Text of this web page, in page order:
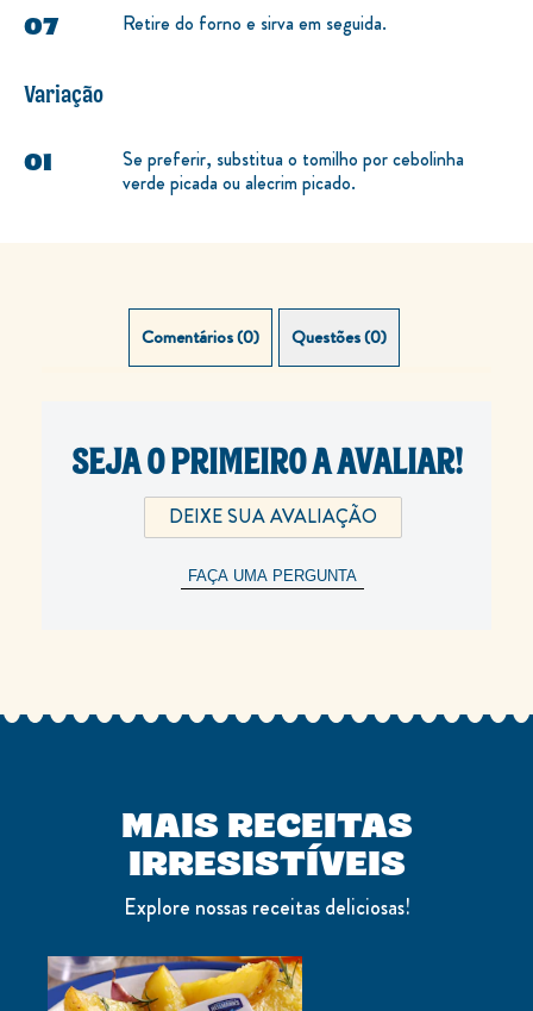
Retire do forno e sirva em seguida.
Variação
Se preferir, substitua o tomilho por cebolinha
verde picada ou alecrim picado.
Comentários (0) Questões (0)
SEJA O PRIMEIRO A AVALIAR!
DEIXE SUA AVALIAÇÃO
FAÇA UMA PERGUNTA
MAIS RECEITAS
IRRESISTÍVEIS
Explore nossas receitas deliciosas!